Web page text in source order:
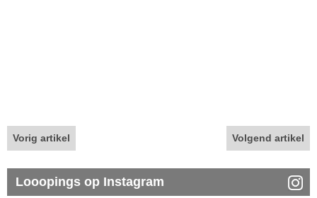
Vorig artikel Volgend artikel
Looopings op Instagram